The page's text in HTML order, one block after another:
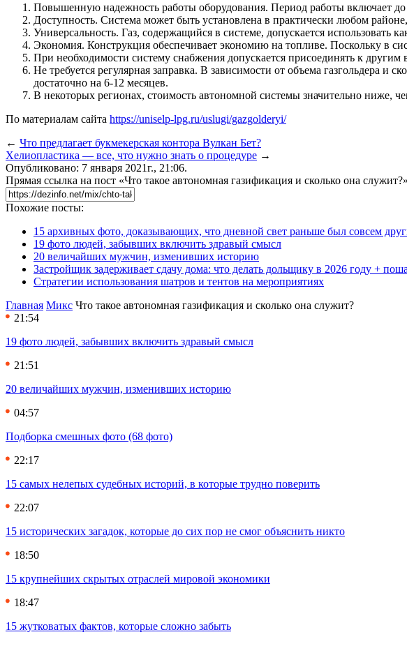
Повышенную надежность работы оборудования. Период работы включает до
Доступность. Система может быть установлена в практически любом
Универсальность. Газ, содержащийся в системе, допускается использовать
Экономия. Конструкция обеспечивает экономию на топливе. Поскольку в
При необходимости систему снабжения допускается присоединять к
Не требуется регулярная заправка. В зависимости от объема газгольдера и
достаточно на 6-12 месяцев.
В некоторых регионах, стоимость автономной системы значительно ниже,
По материалам сайта https://uniselp-lpg.ru/uslugi/gazgolderyi/
← Что предлагает букмекерская контора Вулкан Бет?
Хелиопластика — все, что нужно знать о процедуре →
Опубликовано: 7 января 2021г., 21:06.
Прямая ссылка на пост «Что такое автономная газификация и сколько она служит?»
Похожие посты:
15 архивных фото, доказывающих, что дневной свет раньше был совсем
19 фото людей, забывших включить здравый смысл
20 величайших мужчин, изменивших историю
Застройщик задерживает сдачу дома: что делать дольщику в 2026 году +
Стратегии использования шатров и тентов на мероприятиях
Главная Микс Что такое автономная газификация и сколько она служит?
21:54
19 фото людей, забывших включить здравый смысл
21:51
20 величайших мужчин, изменивших историю
04:57
Подборка смешных фото (68 фото)
22:17
15 самых нелепых судебных историй, в которые трудно поверить
22:07
15 исторических загадок, которые до сих пор не смог объяснить никто
18:50
15 крупнейших скрытых отраслей мировой экономики
18:47
15 жутковатых фактов, которые сложно забыть